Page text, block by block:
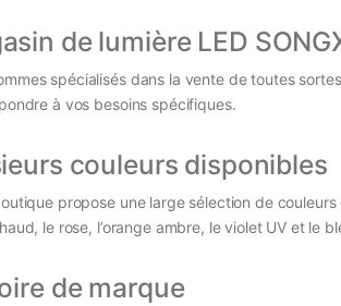
de lumière LED
spécialisés dans la vente de toutes
à vos besoins spécifiques.
couleurs disponibles
propose une large sélection de
le rose, l’orange ambre, le violet UV et le
de marque